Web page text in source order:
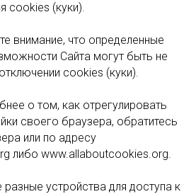
cookies (куки).
внимание, что определенные
Сайта могут быть не
cookies (куки).
о том, как отрегулировать
своего браузера, обратитесь
или по адресу
либо www.allaboutcookies.org.
разные устройства для доступа к